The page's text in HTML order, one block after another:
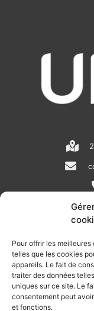
Pour offrir les
telles que les cookies
appareils. Le fait de
traiter des données
uniques sur ce site. Le
consentement peut
et fonctions.
Retrouvez tous les
rendez-vous